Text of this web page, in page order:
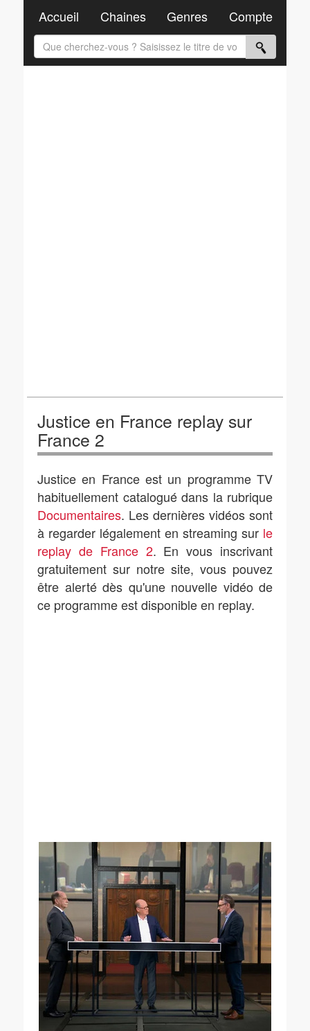
Justice en France replay sur
France 2
Justice en France est un programme TV
habituellement catalogué dans la rubrique
Documentaires. Les dernières vidéos sont
à regarder légalement en streaming sur le
replay de France 2. En vous inscrivant
gratuitement sur notre site, vous pouvez
être alerté dès qu'une nouvelle vidéo de
ce programme est disponible en replay.
Accueil Chaines Genres Compte